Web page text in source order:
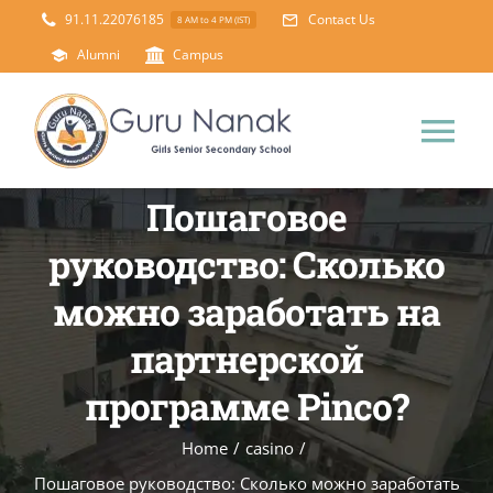
91.11.22076185 8 AM to 4 PM (IST)
Contact Us
Alumni
Campus
Home
About Us
Principal’s Desk
Academics
Science Lab
Mandatory Disclosure
Пошаговое
руководство: Сколько
можно заработать на
партнерской
программе Pinco?
Home / casino /
Пошаговое руководство: Сколько можно заработать